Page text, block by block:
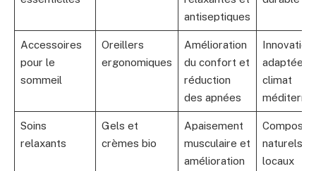
antiseptiques
Accessoires
pour le
sommeil
Oreillers
ergonomiques
Amélioration
du confort et
réduction
des apnées
adaptées
climat
Soins
relaxants
Gels et
crèmes bio
Apaisement
musculaire et
amélioration
naturels
locaux